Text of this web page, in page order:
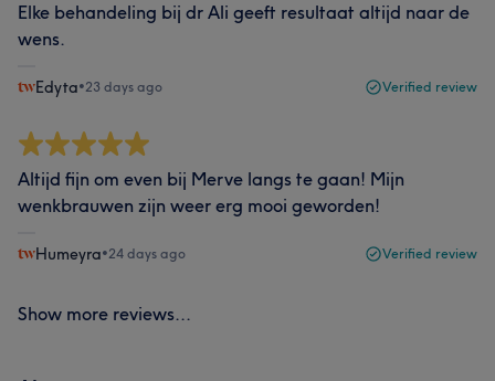
Elke behandeling bij dr Ali geeft resultaat altijd naar de
wens.
Edyta•23 days ago Verified review
Altijd fijn om even bij Merve langs te gaan! Mijn
wenkbrauwen zijn weer erg mooi geworden!
Humeyra•24 days ago Verified review
Show more reviews...